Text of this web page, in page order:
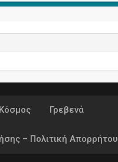
Κόσμος Γρεβενά
– Πολιτική Απορρήτου